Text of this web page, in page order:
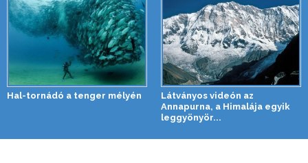
Hal-tornádó a tenger mélyén
Látványos videón az
Annapurna, a Himalája egyik
leggyönyör...